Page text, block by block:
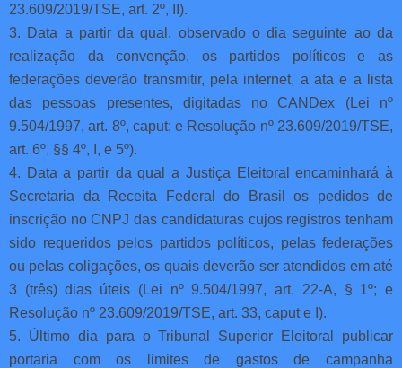
23.609/2019/TSE, art. 2º, II).
3. Data a partir da qual, observado o dia seguinte ao da
realização da convenção, os partidos políticos e as
federações deverão transmitir, pela internet, a ata e a lista
das pessoas presentes, digitadas no CANDex (Lei nº
9.504/1997, art. 8º, caput; e Resolução nº 23.609/2019/TSE,
art. 6º, §§ 4º, I, e 5º).
4. Data a partir da qual a Justiça Eleitoral encaminhará à
Secretaria da Receita Federal do Brasil os pedidos de
inscrição no CNPJ das candidaturas cujos registros tenham
sido requeridos pelos partidos políticos, pelas federações
ou pelas coligações, os quais deverão ser atendidos em até
3 (três) dias úteis (Lei nº 9.504/1997, art. 22-A, § 1º; e
Resolução nº 23.609/2019/TSE, art. 33, caput e I).
5. Último dia para o Tribunal Superior Eleitoral publicar
portaria com os limites de gastos de campanha